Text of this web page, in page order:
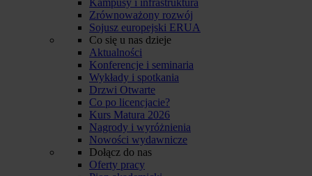
Zrównoważony rozwój
Sojusz europejski ERUA
Co się u nas dzieje
Aktualności
Konferencje i seminaria
Wykłady i spotkania
Drzwi Otwarte
Co po licencjacie?
Kurs Matura 2026
Nagrody i wyróżnienia
Nowości wydawnicze
Dołącz do nas
Oferty pracy